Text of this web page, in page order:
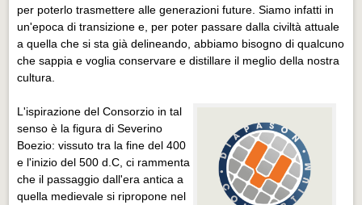
per poterlo trasmettere alle generazioni future. Siamo infatti in
un'epoca di transizione e, per poter passare dalla civiltà attuale
a quella che si sta già delineando, abbiamo bisogno di qualcuno
che sappia e voglia conservare e distillare il meglio della nostra
cultura.
L'ispirazione del Consorzio in tal
senso è la figura di Severino
Boezio: vissuto tra la fine del 400
e l'inizio del 500 d.C, ci rammenta
che il passaggio dall'era antica a
quella medievale si ripropone nel